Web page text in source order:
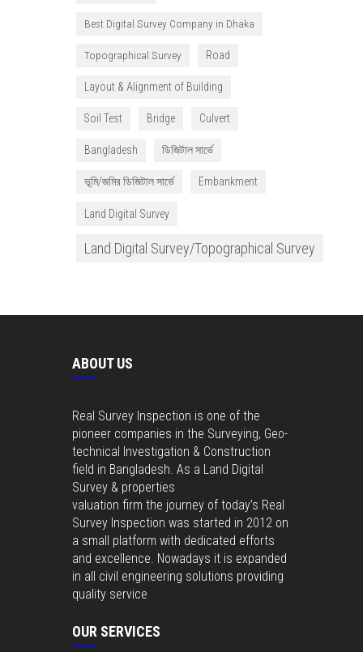
Best Digital Survey Company in Dhaka
Topographical Survey Road
Layout & Alignment of Building
Soil Test Bridge Culvert
Bangladesh ডিজিটাল সার্ভে
ভূমি/জমির ডিজিটাল সার্ভে Embankment
Land Digital Survey
Land Digital Survey/Topographical Survey
ABOUT US
Real Survey Inspection is one of the
pioneer companies in the Surveying, Geo-
technical Investigation & Construction
field in Bangladesh. As a Land Digital
Survey & properties
valuation firm the journey of today’s Real
Survey Inspection was started in 2012 on
a small platform with dedicated efforts
and excellence. Nowadays it is expanded
in all civil engineering solutions providing
quality service
OUR SERVICES